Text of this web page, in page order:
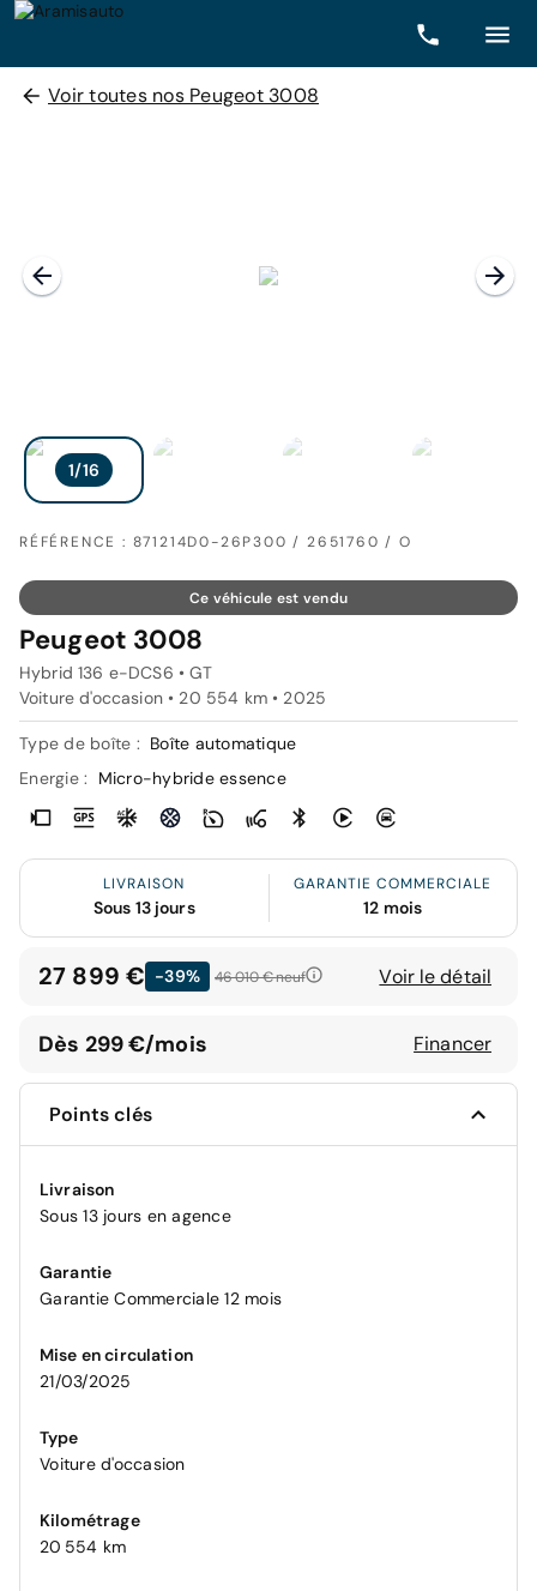
Voir toutes nos Peugeot 3008
RÉFÉRENCE : 871214D0-26P300 / 2651760 / O
Ce véhicule est vendu
Peugeot 3008
Hybrid 136 e-DCS6 • GT
Voiture d'occasion • 20 554 km • 2025
Type de boîte : Boîte automatique
Energie :
Micro-hybride essence
LIVRAISON
Sous 13 jours
GARANTIE COMMERCIALE
12 mois
27 899 € -39% 46 010 €neuf Voir le détail
Dès 299 €/mois Financer
Points clés
Livraison
Sous 13 jours en agence
Garantie
Garantie Commerciale 12 mois
Mise en circulation
21/03/2025
Type
Voiture d'occasion
Kilométrage
20 554 km